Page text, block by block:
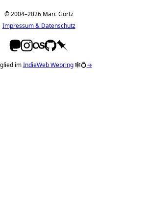
© 2004–2026 Marc Görtz
Impressum & Datenschutz
imIndieWeb Webring🕸💍→